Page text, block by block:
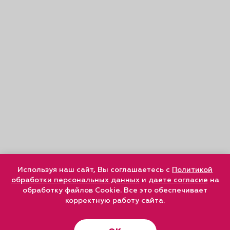
Используя наш сайт, Вы соглашаетесь с Политикой
обработки персональных данныхи даете согласие на
обработку файлов Cookie. Все это обеспечивает
корректную работу сайта.